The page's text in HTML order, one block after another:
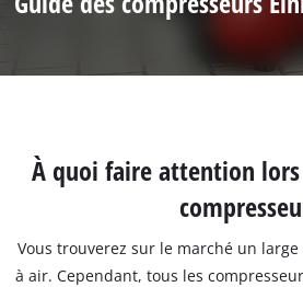
À quoi faire attention lors
Vous trouverez sur le marché un
à air. Cependant, tous les